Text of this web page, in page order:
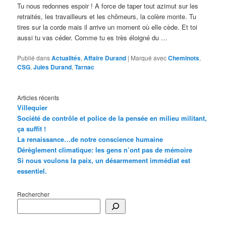
Tu nous redonnes espoir ! A force de taper tout azimut sur les
retraités, les travailleurs et les chômeurs, la colère monte. Tu
tires sur la corde mais il arrive un moment où elle cède. Et toi
aussi tu vas céder. Comme tu es très éloigné du …
Publié dansActualités,Affaire Durand | Marqué avecCheminots,
CSG,Jules Durand,Tarnac
Articles récents
Villequier
Société de contrôle et police de la pensée en milieu militant,
ça suffit !
La renaissance…de notre conscience humaine
Dérèglement climatique: les gens n’ont pas de mémoire
Si nous voulons la paix, un désarmement immédiat est
essentiel.
Rechercher